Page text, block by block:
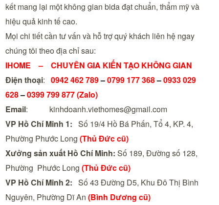
kết mang lại một không gian bida đạt chuẩn, thẩm mỹ và
hiệu quả kinh tế cao.
Mọi chi tiết cần tư vấn và hỗ trợ quý khách liên hệ ngay
chúng tôi theo địa chỉ sau:
IHOME – CHUYÊN GIA KIẾN TẠO KHÔNG GIAN
Điện thoại:0942 462 789–0799 177 368–0933 029
628–0399 799 877 (Zalo)
Email: kinhdoanh.viethomes@gmail.com
VP Hồ Chí Minh 1: Số 19/4 Hồ Bá Phấn, Tổ 4, KP. 4,
Phường Phước Long(Thủ Đức cũ)
Xưởng sản xuất Hồ Chí Minh: Số 189, Đường số 128,
Phường Phước Long (Thủ Đức cũ)
VP Hồ Chí Minh 2: Số 43 Đường D5, Khu Đô Thị Bình
Nguyên, Phường Dĩ An(Bình Dương cũ)